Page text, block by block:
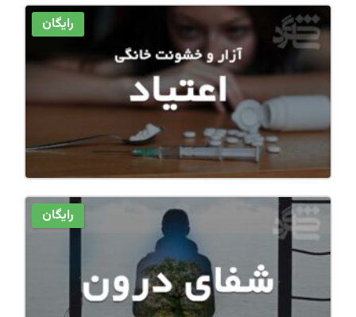
رایگان
رایگان